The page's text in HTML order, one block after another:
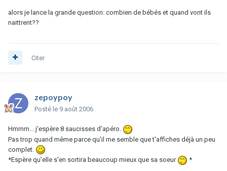
alors je lance la grande question: combien de bébés et quand vont ils
naittrent??
Citer
zepoypoy
Posté le 9 août 2006
Hmmm... j'espère 8 saucisses d'apéro.
Pas trop quand même parce qu'il me semble que t'affiches déjà un peu
complet.
*Espère qu'elle s'en sortira beaucoup mieux que sa soeur
*